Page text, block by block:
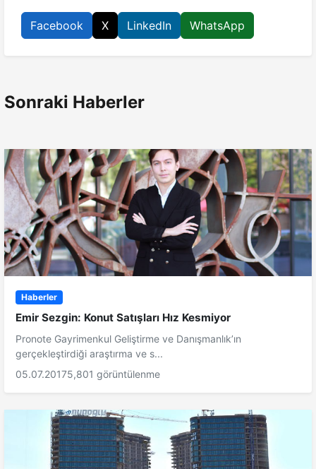
Facebook X LinkedIn WhatsApp
Sonraki Haberler
Haberler
Emir Sezgin: Konut Satışları Hız Kesmiyor
Pronote Gayrimenkul Geliştirme ve Danışmanlık’ın
gerçekleştirdiği araştırma ve s...
05.07.20175,801 görüntülenme